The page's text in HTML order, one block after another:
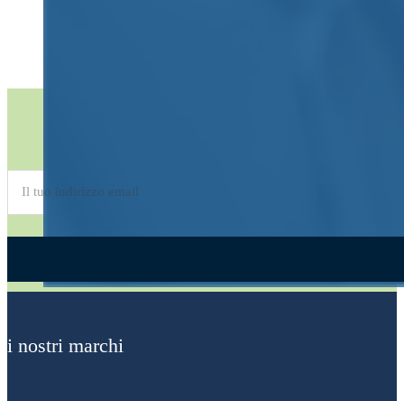
Alternative:
i nostri marchi